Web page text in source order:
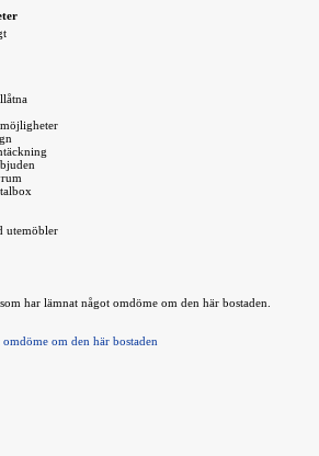
utemöbler
har lämnat något omdöme om den här bostaden.
om den här bostaden